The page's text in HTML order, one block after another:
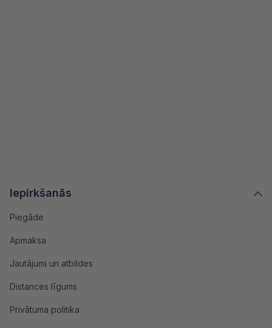
Iepirkšanās
Piegāde
Apmaksa
Jautājumi un atbildes
Distances līgums
Privātuma politika